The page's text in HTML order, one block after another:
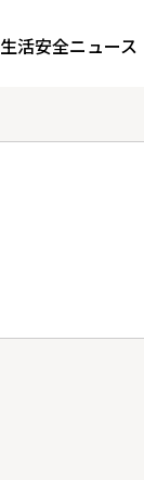
生活安全ニュース